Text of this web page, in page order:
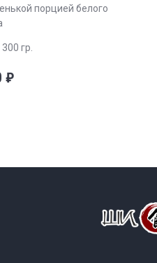
порцией белого
гр.
₽